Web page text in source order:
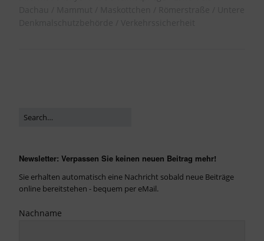
Newsletter: Verpassen Sie keinen neuen Beitrag mehr!
Sie erhalten automatisch eine Nachricht sobald neue Beiträge
online bereitstehen - bequem per eMail.
Nachname